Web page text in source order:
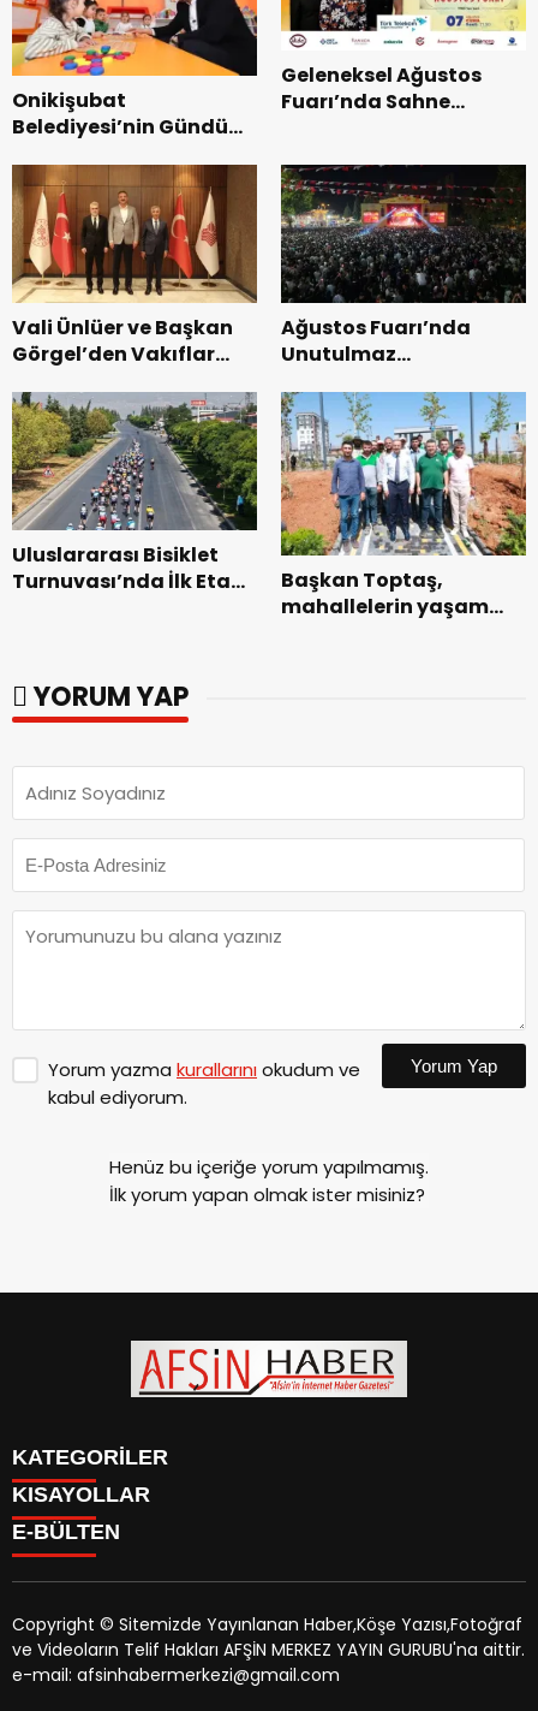
Onikişubat
Belediyesi’nin Gündüz
dönemin ön kayıtları
başladı.
Geleneksel Ağustos
Fuarı’nda Sahne
Vali Ünlüer ve Başkan
Görgel’den Vakıflar
ziyaret.
Ağustos Fuarı’nda
Unutulmaz
Uluslararası Bisiklet
Turnuvası’nda İlk Etap
Başkan Toptaş,
mahallelerin yaşam
YORUM YAP
Yorum yazma kurallarınıokudum ve
kabul ediyorum.
Yorum Yap
Henüz bu içeriğe yorum yapılmamış.
İlk yorum yapan olmak ister misiniz?
KATEGORİLER
SİYASET
EĞİTİM
MAGAZİN
MANŞETLER
ÖZEL HABER
KISAYOLLAR
SİYASET
EĞİTİM
KÜLTÜR SANAT
MAGAZİN
MANŞETLER
E-BÜLTEN
afsinhaber.com e-bültenine abone olarak, tarafınıza haber,
duyuru ve kampanya içerikli e-postaların gönderilmesini
Copyright © Sitemizde Yayınlanan Haber,Köşe Yazısı,Fotoğraf
ve Videoların Telif Hakları AFŞİN MERKEZ YAYIN GURUBU'na aittir.
e-mail: afsinhabermerkezi@gmail.com